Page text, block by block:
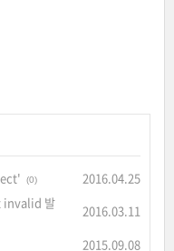
(0)
2016.04.25
발
2016.03.11
2015.09.08